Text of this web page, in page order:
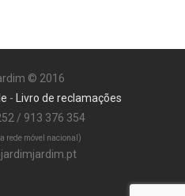
© 2016
-
Livro de reclamações
/ 913 376 354
rede móvel nacional)